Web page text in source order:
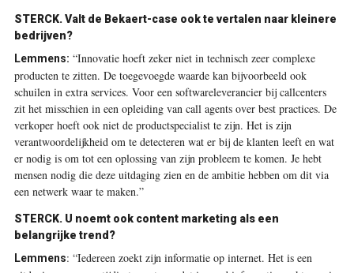
STERCK. Valt de Bekaert-case ook te vertalen naar kleinere
bedrijven?
Lemmens: “Innovatie hoeft zeker niet in technisch zeer complexe
producten te zitten. De toegevoegde waarde kan bijvoorbeeld ook
schuilen in extra services. Voor een softwareleverancier bij callcenters
zit het misschien in een opleiding van call agents over best practices. De
verkoper hoeft ook niet de productspecialist te zijn. Het is zijn
verantwoordelijkheid om te detecteren wat er bij de klanten leeft en wat
er nodig is om tot een oplossing van zijn probleem te komen. Je hebt
mensen nodig die deze uitdaging zien en de ambitie hebben om dit via
een netwerk waar te maken.”
STERCK. U noemt ook content marketing als een
belangrijke trend?
Lemmens: “Iedereen zoekt zijn informatie op internet. Het is een